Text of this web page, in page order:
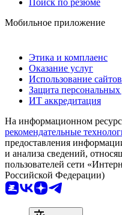
Мобильное приложение
Этика и комплаенс
Оказание услуг
Использование сайтов
Защита
ИТ аккредитация
На информационном
рекомендательные
предоставления
и анализа сведений,
пользователей сети
Российской Федерации)